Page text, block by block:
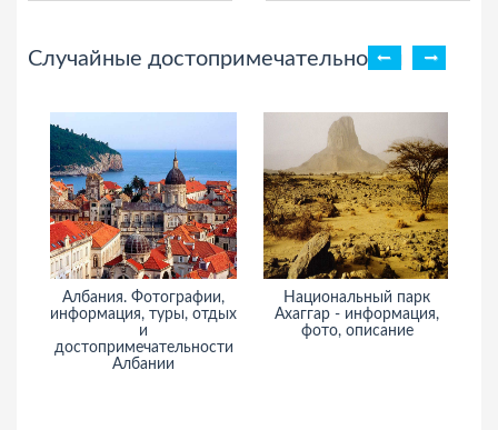
Случайные достопримечательности
Албания. Фотографии,
информация, туры, отдых
и
достопримечательности
Албании
Национальный парк
Ахаггар - информация,
фото, описание